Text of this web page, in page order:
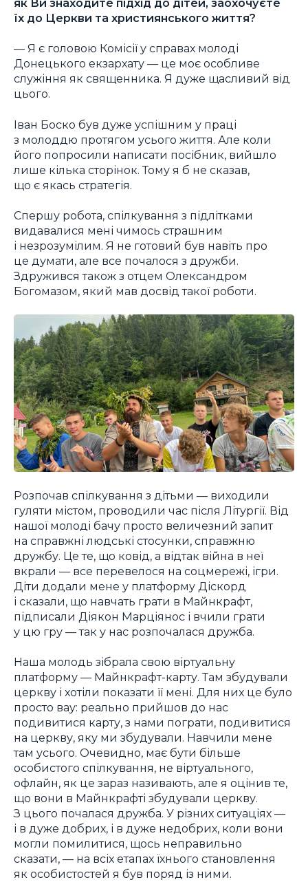
їх до Церкви та християнського життя?
— Я є головою Комісії у справах молоді
Донецького екзархату — це моє особливе
служіння як священника. Я дуже щасливий від
цього.
Іван Боско був дуже успішним у праці
з молоддю протягом усього життя. Але коли
його попросили написати посібник, вийшло
лише кілька сторінок. Тому я б не сказав,
що є якась стратегія.
Спершу робота, спілкування з підлітками
видавалися мені чимось страшним
і незрозумілим. Я не готовий був навіть про
це думати, але все почалося з дружби.
Здружився також з отцем Олександром
Богомазом, який мав досвід такої роботи.
Розпочав спілкування з дітьми — виходили
гуляти містом, проводили час після Літургії. Від
нашої молоді бачу просто величезний запит
на справжні людські стосунки, справжню
дружбу. Це те, що ковід, а відтак війна в неї
вкрали — все перевелося на соцмережі, ігри.
Діти додали мене у платформу Діскорд
і сказали, що навчать грати в Майнкрафт,
підписали Діякон Марціянос і вчили грати
у цю гру — так у нас розпочалася дружба.
Наша молодь зібрала свою віртуальну
платформу — Майнкрафт-карту. Там збудували
церкву і хотіли показати її мені. Для них це було
просто вау: реально прийшов до нас
подивитися карту, з нами пограти, подивитися
на церкву, яку ми збудували. Навчили мене
там усього. Очевидно, має бути більше
особистого спілкування, не віртуального,
офлайн, як це зараз називають, але я оцінив те,
що вони в Майнкрафті збудували церкву.
З цього почалася дружба. У різних ситуаціях —
і в дуже добрих, і в дуже недобрих, коли вони
могли помилитися, щось неправильно
сказати, — на всіх етапах їхнього становлення
як особистостей я був поряд із ними.